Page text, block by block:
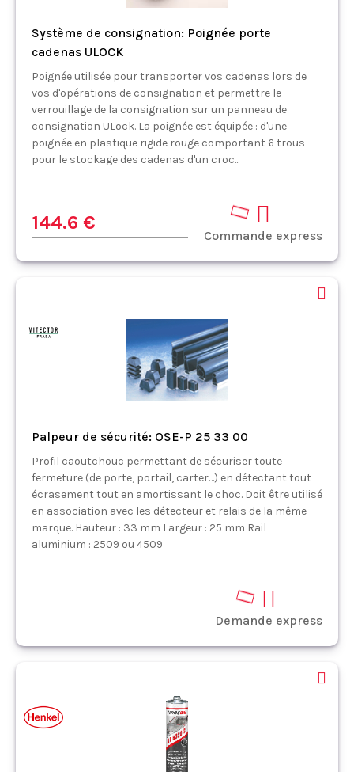
Système de consignation: Poignée porte
cadenas ULOCK
Poignée utilisée pour transporter vos cadenas lors de
vos d'opérations de consignation et permettre le
verrouillage de la consignation sur un panneau de
consignation ULock. La poignée est équipée : d'une
poignée en plastique rigide rouge comportant 6 trous
pour le stockage des cadenas d'un croc...
144.6 €
Commande express
Palpeur de sécurité: OSE-P 25 33 00
Profil caoutchouc permettant de sécuriser toute
fermeture (de porte, portail, carter…) en détectant tout
écrasement tout en amortissant le choc. Doit être utilisé
en association avec les détecteur et relais de la même
marque. Hauteur : 33 mm Largeur : 25 mm Rail
aluminium : 2509 ou 4509
Demande express